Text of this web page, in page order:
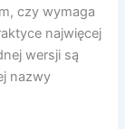
czy wymaga
najwięcej
wersji są
nazwy